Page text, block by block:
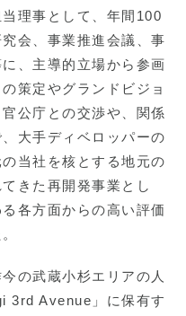
理事として、年間100
会、事業推進会議、事
、主導的立場から参画
策定やグランドビジョ
公庁との交渉や、関係
大手ディベロッパーの
当社を核とする地元の
きた再開発事業とし
各方面からの高い評価
の武蔵小杉エリアの人
3rd Avenue」に保有す